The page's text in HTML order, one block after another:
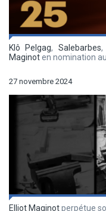
Klô Pelgag, Salebarbes,
Maginoten nomination
27 novembre 2024
Elliot Maginotperpétue